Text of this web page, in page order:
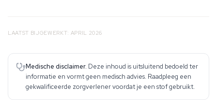
LAATST BIJGEWERKT: APRIL 2026
Medische disclaimer. Deze inhoud is uitsluitend bedoeld ter
informatie en vormt geen medisch advies. Raadpleeg een
gekwalificeerde zorgverlener voordat je een stof gebruikt.